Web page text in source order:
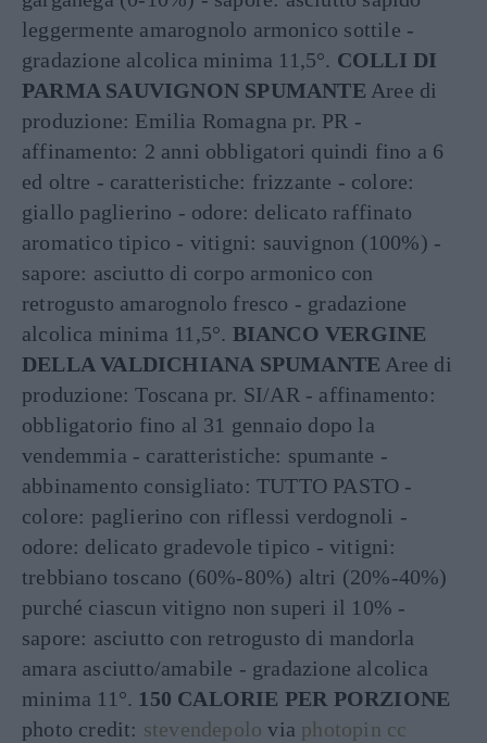
leggermente amarognolo armonico sottile -
gradazione alcolica minima 11,5°. COLLI DI
PARMA SAUVIGNON SPUMANTE Aree di
produzione: Emilia Romagna pr. PR -
affinamento: 2 anni obbligatori quindi fino a 6
ed oltre - caratteristiche: frizzante - colore:
giallo paglierino - odore: delicato raffinato
aromatico tipico - vitigni: sauvignon (100%) -
sapore: asciutto di corpo armonico con
retrogusto amarognolo fresco - gradazione
alcolica minima 11,5°. BIANCO VERGINE
DELLA VALDICHIANA SPUMANTE Aree di
produzione: Toscana pr. SI/AR - affinamento:
obbligatorio fino al 31 gennaio dopo la
vendemmia - caratteristiche: spumante -
abbinamento consigliato: TUTTO PASTO -
colore: paglierino con riflessi verdognoli -
odore: delicato gradevole tipico - vitigni:
trebbiano toscano (60%-80%) altri (20%-40%)
purché ciascun vitigno non superi il 10% -
sapore: asciutto con retrogusto di mandorla
amara asciutto/amabile - gradazione alcolica
minima 11°. 150 CALORIE PER PORZIONE
photo credit: stevendepolo via photopin cc